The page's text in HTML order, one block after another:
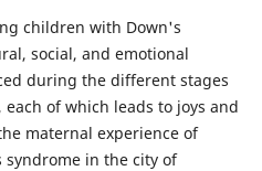
children with Down's
social, and emotional
during the different stages
of which leads to joys and
maternal experience of
syndrome in the city of